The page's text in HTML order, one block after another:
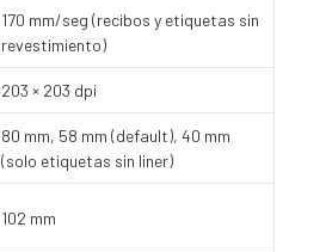
170 mm/seg (recibos y etiquetas sin
revestimiento)
203 × 203 dpi
80 mm, 58 mm (default), 40 mm
(solo etiquetas sin liner)
102 mm